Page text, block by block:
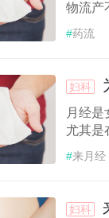
物流产
#药流
妇科
月经是
尤其是
#来月经
妇科